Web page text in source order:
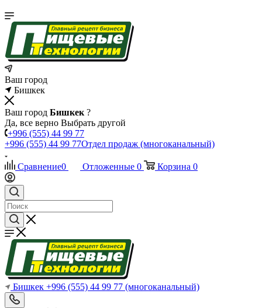
Ваш город
Бишкек
Ваш город Бишкек ?
Да, все верно Выбрать другой
+996 (555) 44 99 77
+996 (555) 44 99 77Отдел продаж (многоканальный)
Сравнение0 Отложенные 0 Корзина 0
Бишкек +996 (555) 44 99 77 (многоканальный)